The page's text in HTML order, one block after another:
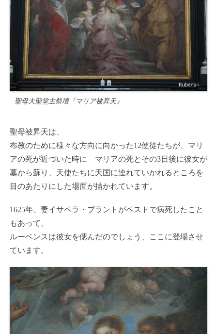
聖母大聖堂主祭壇『マリア被昇天』
聖母被昇天は、
布教のために様々な方向に向かった12使徒たちが、マリ
アの死が近づいた時に マリアの死とその3日後に彼女が
墓から蘇り、天使たちに天国に連れていかれるところを
目のあたりにした場面が描かれています。
1625年、妻イサベラ・ブラントがペストで病死したこと
もあって、
ルーベンスは彼女を偲んだのでしょう、ここに登場させ
ています。